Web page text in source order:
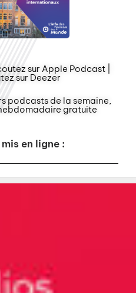
sur Apple Podcast |
sur Deezer
podcasts de la semaine,
gratuite
en ligne :